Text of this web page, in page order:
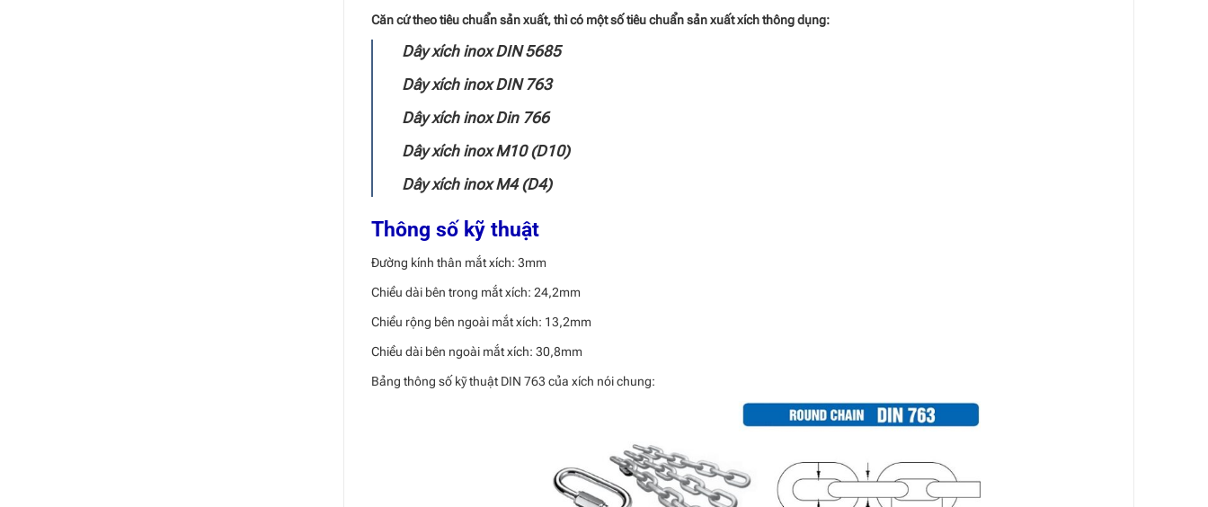
Căn cứ theo tiêu chuẩn sản xuất, thì có một số tiêu chuẩn sản xuất xích thông dụng:
Dây xích inox DIN 5685
Dây xích inox DIN 763
Dây xích inox Din 766
Dây xích inox M10 (D10)
Dây xích inox M4 (D4)
Thông số kỹ thuật
Đường kính thân mắt xích: 3mm
Chiều dài bên trong mắt xích: 24,2mm
Chiều rộng bên ngoài mắt xích: 13,2mm
Chiều dài bên ngoài mắt xích: 30,8mm
Bảng thông số kỹ thuật DIN 763 của xích nói chung: